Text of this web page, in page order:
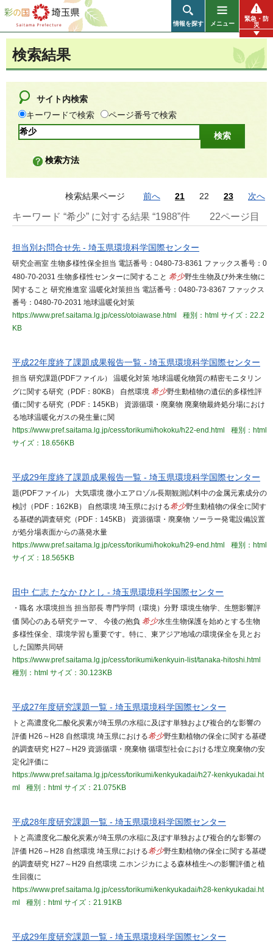
彩の国 埼玉県
情報を探す メニュー
緊急・防
災
検索結果
サイト内検索
キーワードで検索
ページ番号で検索
検索方法
検索結果ページ 前へ 21 22 23 次へ
キーワード “希少” に対する結果 “1988”件 22ページ目
担当別お問合せ先 - 埼玉県環境科学国際センター
研究企画室 生物多様性保全担当 電話番号：0480-73-8361 ファックス番号：0
480-70-2031 生物多様性センターに関すること 希少野生生物及び外来生物に
関すること 研究推進室 温暖化対策担当 電話番号：0480-73-8367 ファックス
番号：0480-70-2031 地球温暖化対策
https://www.pref.saitama.lg.jp/cess/otoiawase.html
種別：html サイズ：22.2
KB
平成22年度終了課題成果報告一覧 - 埼玉県環境科学国際センター
担当 研究課題(PDFファイル） 温暖化対策 地球温暖化物質の精密モニタリン
グに関する研究（PDF：80KB） 自然環境 希少野生動植物の遺伝的多様性評
価に関する研究（PDF：145KB） 資源循環・廃棄物 廃棄物最終処分場におけ
る地球温暖化ガスの発生量に関
https://www.pref.saitama.lg.jp/cess/torikumi/hokoku/h22-end.html
種別：html
サイズ：18.656KB
平成29年度終了課題成果報告一覧 - 埼玉県環境科学国際センター
題(PDFファイル） 大気環境 微小エアロゾル長期観測試料中の金属元素成分の
検討（PDF：162KB） 自然環境 埼玉県における希少野生動植物の保全に関す
る基礎的調査研究（PDF：145KB） 資源循環・廃棄物 ソーラー発電設備設置
が処分場表面からの蒸発水量
https://www.pref.saitama.lg.jp/cess/torikumi/hokoku/h29-end.html
種別：html
サイズ：18.565KB
田中 仁志 たなか ひとし - 埼玉県環境科学国際センター
・職名 水環境担当 担当部長 専門学問（環境）分野 環境生物学、生態影響評
価 関心のある研究テーマ、 今後の抱負 希少水生生物保護を始めとする生物
多様性保全、環境学習も重要です。特に、東アジア地域の環境保全を見とお
した国際共同研
https://www.pref.saitama.lg.jp/cess/torikumi/kenkyuin-list/tanaka-hitoshi.html
種別：html サイズ：30.123KB
平成27年度研究課題一覧 - 埼玉県環境科学国際センター
トと高濃度化二酸化炭素が埼玉県の水稲に及ぼす単独および複合的な影響の
評価 H26～H28 自然環境 埼玉県における希少野生動植物の保全に関する基礎
的調査研究 H27～H29 資源循環・廃棄物 循環型社会における埋立廃棄物の安
定化評価に
https://www.pref.saitama.lg.jp/cess/torikumi/kenkyukadai/h27-kenkyukadai.ht
ml
種別：html サイズ：21.075KB
平成28年度研究課題一覧 - 埼玉県環境科学国際センター
トと高濃度化二酸化炭素が埼玉県の水稲に及ぼす単独および複合的な影響の
評価 H26～H28 自然環境 埼玉県における希少野生動植物の保全に関する基礎
的調査研究 H27～H29 自然環境 ニホンジカによる森林植生への影響評価と植
生回復に
https://www.pref.saitama.lg.jp/cess/torikumi/kenkyukadai/h28-kenkyukadai.ht
ml
種別：html サイズ：21.91KB
平成29年度研究課題一覧 - 埼玉県環境科学国際センター